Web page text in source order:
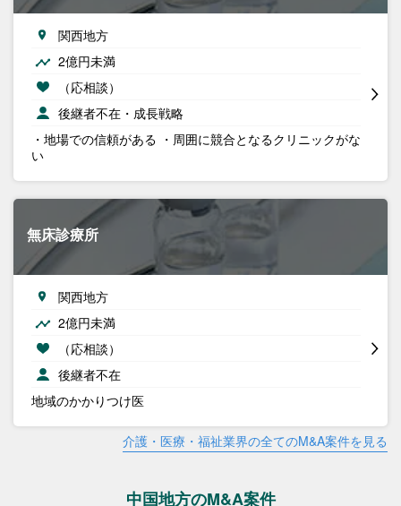
関西地方
2億円未満
（応相談）
後継者不在・成長戦略
・地場での信頼がある ・周囲に競合となるクリニックがな
い
無床診療所
関西地方
2億円未満
（応相談）
後継者不在
地域のかかりつけ医
介護・医療・福祉業界の全てのM&A案件を見る
中国地方のM&A案件